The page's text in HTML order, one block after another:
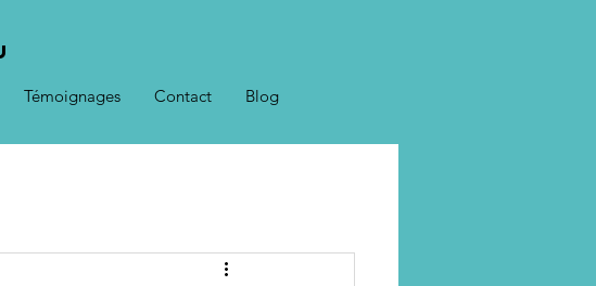
Témoignages Contact Blog